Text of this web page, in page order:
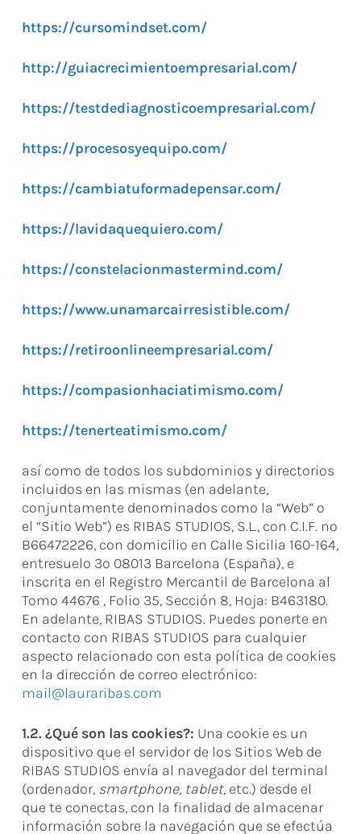
https://cursomindset.com/
http://guiacrecimientoempresarial.com/
https://testdediagnosticoempresarial.com/
https://procesosyequipo.com/
https://cambiatuformadepensar.com/
https://lavidaquequiero.com/
https://constelacionmastermind.com/
https://www.unamarcairresistible.com/
https://retiroonlineempresarial.com/
https://compasionhaciatimismo.com/
https://tenerteatimismo.com/
así como de todos los subdominios y directorios
incluidos en las mismas (en adelante,
conjuntamente denominados como la “Web” o
el “Sitio Web”) es RIBAS STUDIOS, S.L., con C.I.F. nº
B66472226, con domicilio en Calle Sicilia 160-164,
entresuelo 3º 08013 Barcelona (España), e
inscrita en el Registro Mercantil de Barcelona al
Tomo 44676 , Folio 35, Sección 8, Hoja: B463180.
En adelante, RIBAS STUDIOS. Puedes ponerte en
contacto con RIBAS STUDIOS para cualquier
aspecto relacionado con esta política de cookies
en la dirección de correo electrónico:
mail@lauraribas.com
1.2. ¿Qué son las cookies?: Una cookie es un
dispositivo que el servidor de los Sitios Web de
RIBAS STUDIOS envía al navegador del terminal
(ordenador, smartphone, tablet, etc.) desde el
que te conectas, con la finalidad de almacenar
información sobre la navegación que se efectúa